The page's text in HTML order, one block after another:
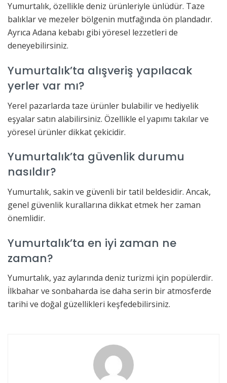
Yumurtalık, özellikle deniz ürünleriyle ünlüdür. Taze
balıklar ve mezeler bölgenin mutfağında ön plandadır.
Ayrıca Adana kebabı gibi yöresel lezzetleri de
deneyebilirsiniz.
Yumurtalık’ta alışveriş yapılacak
yerler var mı?
Yerel pazarlarda taze ürünler bulabilir ve hediyelik
eşyalar satın alabilirsiniz. Özellikle el yapımı takılar ve
yöresel ürünler dikkat çekicidir.
Yumurtalık’ta güvenlik durumu
nasıldır?
Yumurtalık, sakin ve güvenli bir tatil beldesidir. Ancak,
genel güvenlik kurallarına dikkat etmek her zaman
önemlidir.
Yumurtalık’ta en iyi zaman ne
zaman?
Yumurtalık, yaz aylarında deniz turizmi için popülerdir.
İlkbahar ve sonbaharda ise daha serin bir atmosferde
tarihi ve doğal güzellikleri keşfedebilirsiniz.